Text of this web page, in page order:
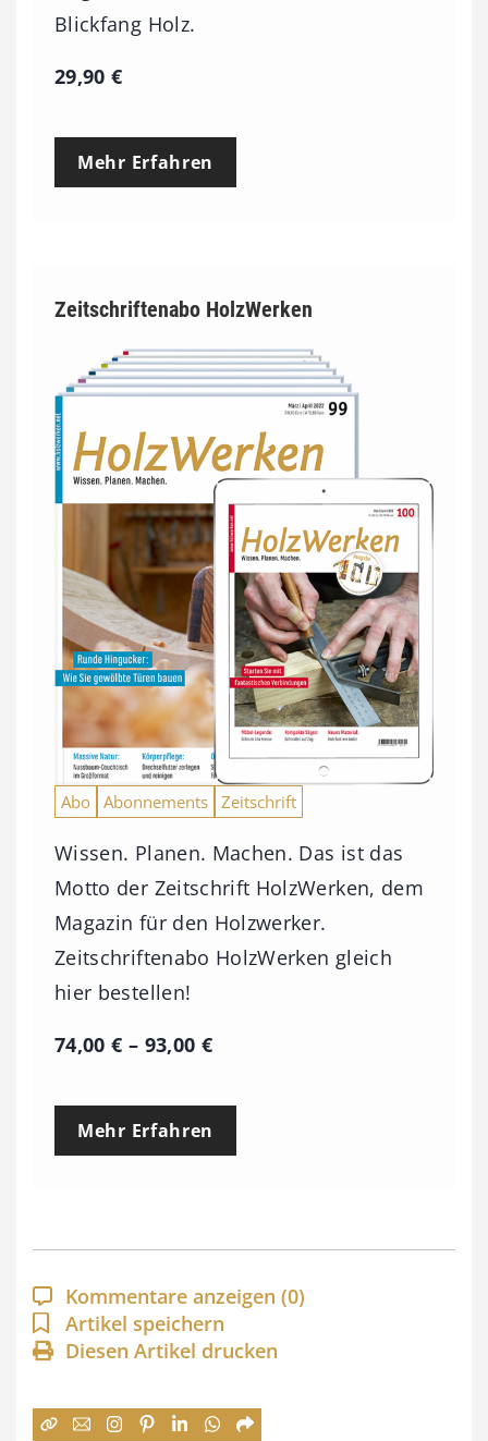
Blickfang Holz.
29,90€
Mehr Erfahren
Zeitschriftenabo HolzWerken
Abo Abonnements Zeitschrift
Wissen. Planen. Machen. Das ist das
Motto der Zeitschrift HolzWerken, dem
Magazin für den Holzwerker.
Zeitschriftenabo HolzWerken gleich
hier bestellen!
74,00€ – 93,00 €P
e
p
a
n
n
:
Mehr Erfahren
Kommentare anzeigen (0)
Artikel speichern
Diesen Artikel drucken